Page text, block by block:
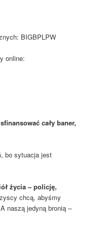
BIGBPLPW
online:
cały baner,
bo sytuacja jest
życia – policję,
chcą, abyśmy
naszą jedyną bronią –